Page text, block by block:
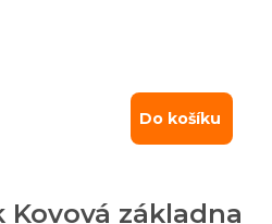
Do košíku
Kovová základna